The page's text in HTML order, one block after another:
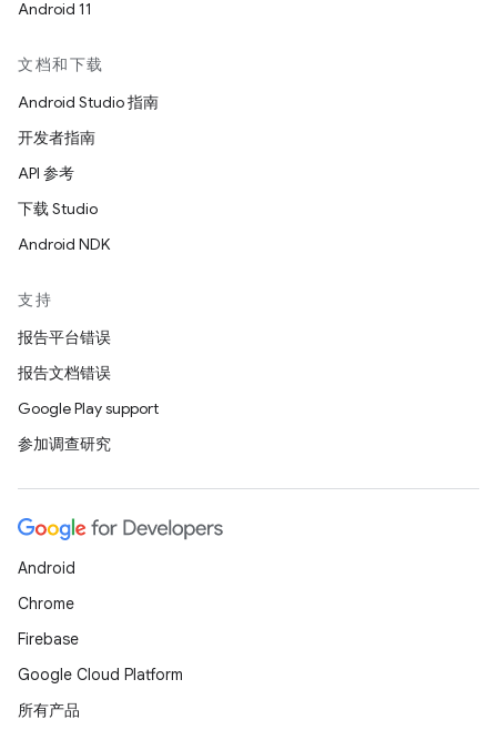
Android 11
文档和下载
Android Studio 指南
开发者指南
API 参考
下载 Studio
Android NDK
支持
报告平台错误
报告文档错误
Google Play support
参加调查研究
Android
Chrome
Firebase
Google Cloud Platform
所有产品